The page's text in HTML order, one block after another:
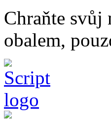
Chraňte svůj
obalem,